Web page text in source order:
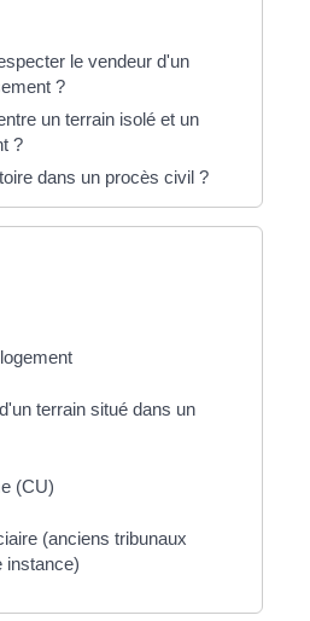
le vendeur d'un
?
un terrain isolé et un
?
dans un procès civil ?
terrain situé dans un
(CU)
(anciens tribunaux
instance)